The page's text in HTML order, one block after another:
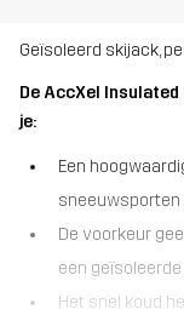
Geïsoleerd skijack,
De AccXel
je:
Een
sneeuwsporten
De voorkeur
een
Het snel koud